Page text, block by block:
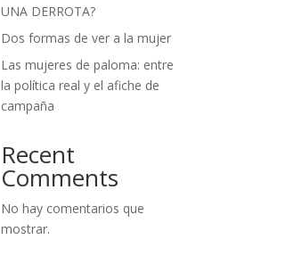
UNA DERROTA?
Dos formas de ver a la mujer
Las mujeres de paloma: entre
la política real y el afiche de
campaña
Recent
Comments
No hay comentarios que
mostrar.